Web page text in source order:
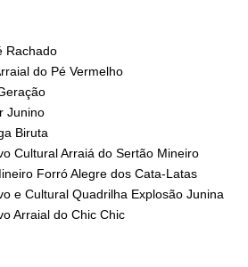
Rachado
do Pé Vermelho
Junino
Biruta
Cultural Arraiá do Sertão Mineiro
Forró Alegre dos Cata-Latas
e Cultural Quadrilha Explosão Junina
Arraial do Chic Chic